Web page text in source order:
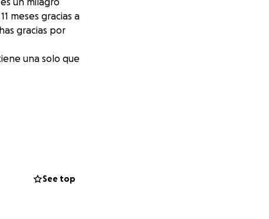
meses gracias a
gracias por
una solo que
See top